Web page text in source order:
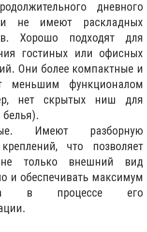
дневного
не имеют раскладных
Хорошо подходят для
гостиных или офисных
Они более компактные и
меньшим функционалом
нет скрытых ниш для
Имеют разборную
что позволяет
только внешний вид
и обеспечивать максимум
в процессе его